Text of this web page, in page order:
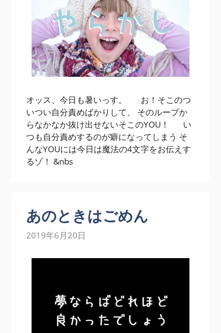
オッス、今日も暑いっす。 お！そこのつ
いつい自分責めばかりして、 そのループか
らなかなか抜け出せないそこのYOU！ い
つも自分責めするのが癖になってしまう そ
んなYOUには今日は魔法の4文字をお伝えす
るゾ！ &nbs
あのときはごめん
2019年6月20日